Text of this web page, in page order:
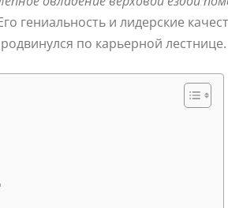
гениальность и лидерские
по карьерной лестнице.